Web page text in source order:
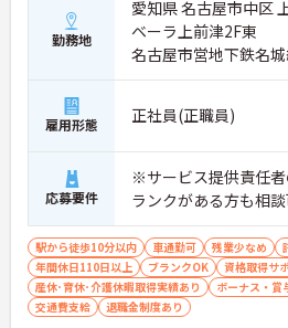
【サ責未経験から挑戦でき、長期的なキ
が期待できます】
・訪問介護の経験があればサービス提
経験でも相談可能で、ヘルパーの指導
どのマネジメントスキルを実践的に学べ
ります
・介護支援専門員などの資格取得支援
75歳までの再雇用制度が設けられてお
視野で専門性を高めていけます
【高水準給与と大手グループの手厚い
っています】
・安定した収入アップが見込める環境
・未就学児への保育手当や、医療費・
が受けられる共済会制度が充実しており
勤務地
愛知県 名古屋市中区
ベーラ上前津2F東
名古屋市営地下鉄名城
分
雇用形態 正社員(正職員)
応募要件
※サービス提供責任
ランクがある方も相
駅から徒歩10分以内 車通勤可 残業少なめ
年間休日110日以上
ブランクOK 資格取得サ
産休･育休･介護休暇取得実績あり
ボーナス・賞
交通費支給
退職金制度あり